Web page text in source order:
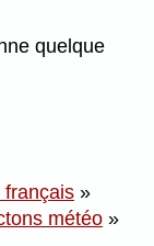
quelque
français »
météo »